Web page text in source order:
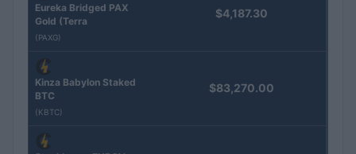
Eureka Bridged PAX
Gold (Terra
(PAXG)
$4,187.30
Kinza Babylon Staked
BTC
(KBTC)
$83,270.00